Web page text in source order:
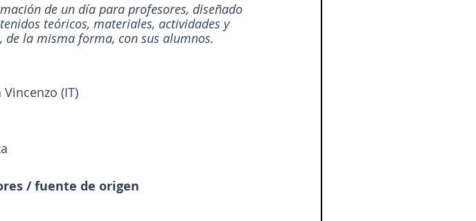
de un día para profesores, diseñado
teóricos, materiales, actividades y
la misma forma, con sus alumnos.
(IT)
/ fuente de origen